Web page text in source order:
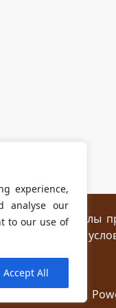
experience,
analyse our
to our use of
Accept All
материалы
согласия при